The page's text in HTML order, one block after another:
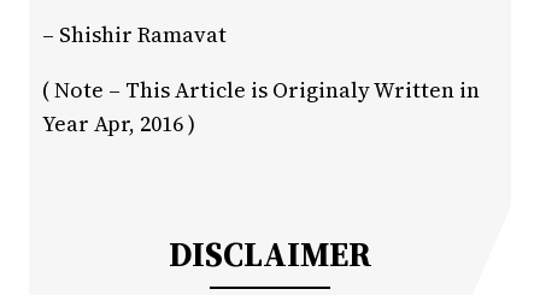
– Shishir Ramavat
( Note – This Article is Originaly Written in
Year Apr, 2016 )
DISCLAIMER